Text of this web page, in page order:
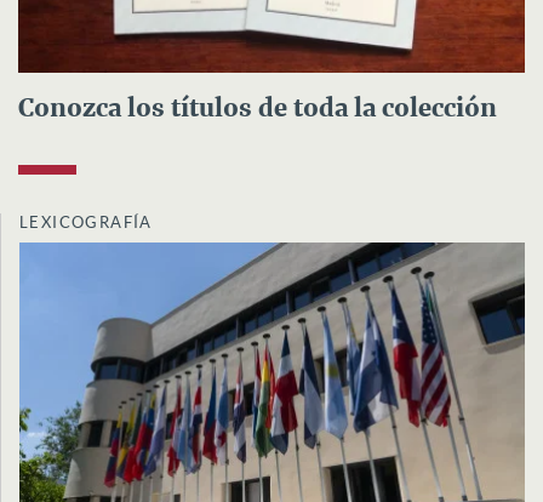
Conozca los títulos de toda la colección
LEXICOGRAFÍA